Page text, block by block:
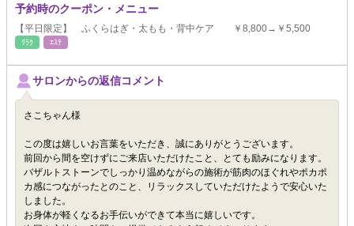
予約時のクーポン・メニュー
【平日限定】 ふくらはぎ・太もも・背中ケア ￥8,800→￥5,500
ﾘﾗｸ ｴｽﾃ
サロンからの返信コメント
さこちゃん様
この度は嬉しいお言葉をいただき、誠にありがとうございます。
前回から間を空けずにご来店いただけたこと、とても励みになります。
バザルトストーンでしっかり温めながらの施術が筋肉のほぐれやポカポ
カ感につながったとのこと、リラックスしていただけたようで安心いた
しました。
お身体が軽くなるお手伝いができて本当に嬉しいです。